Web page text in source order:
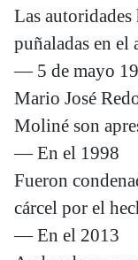
Las
puñaladas en
— 5 de mayo
Mario José
Moliné son
— En el 1998
Fueron
cárcel por el
— En el 2013